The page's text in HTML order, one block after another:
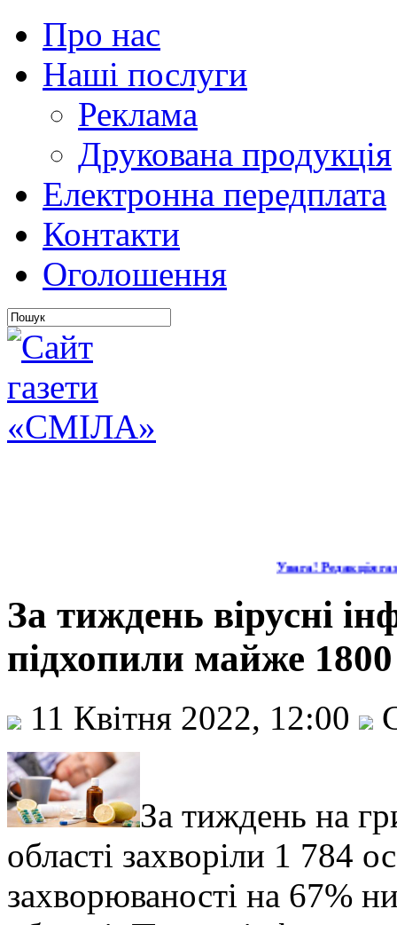
Про нас
Наші послуги
Реклама
Друкована продукція
Електронна передплата
Контакти
Оголошення
Увага! Редакція
За тиждень вірусні
підхопили майже 1800
11 Квітня 2022, 12:00
За тиждень на
області захворіли 1 784
захворюваності на 67%